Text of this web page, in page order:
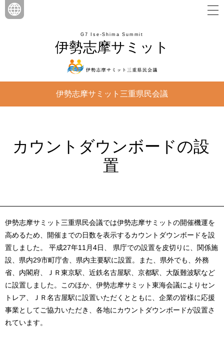
伊勢志摩サミット
G7 Ise-Shima Summit
伊勢志摩サミット三重県民会議
カウントダウンボードの設
置
伊勢志摩サミット三重県民会議では伊勢志摩サミットの開催機運を
高めるため、開催までの日数を表示するカウントダウンボードを設
置しました。 平成27年11月4日、 県庁での設置を皮切りに、関係施
設、県内29市町庁舎、県内主要駅に設置。また、県外でも、外務
省、内閣府、ＪＲ東京駅、近鉄名古屋駅、京都駅、大阪難波駅など
に設置しました。このほか、伊勢志摩サミット東海会議によりセン
トレア、ＪＲ名古屋駅に設置いただくとともに、企業の皆様に応援
事業としてご協力いただき、各地にカウントダウンボードが設置さ
れています。